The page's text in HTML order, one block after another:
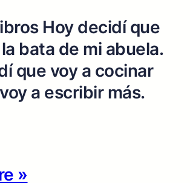
Hoy decidí que
bata de mi abuela.
que voy a cocinar
a escribir más.
»